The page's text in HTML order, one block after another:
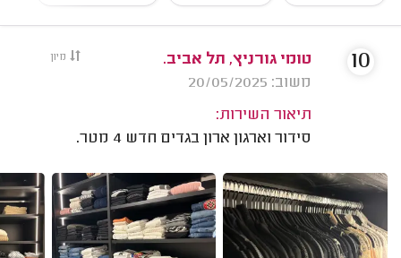
מיון
טומי גורניץ, תל אביב.
משוב: 20/05/2025
תיאור השירות:
סידור וארגון ארון בגדים חדש 4 מטר.
10